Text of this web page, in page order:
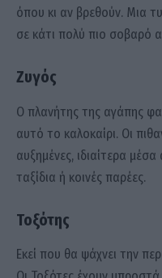
όπου κι αν βρεθούν. Μια
σε κάτι πολύ πιο σοβαρό
Ζυγός
Ο πλανήτης της αγάπης
αυτό το καλοκαίρι. Οι
αυξημένες, ιδιαίτερα
ταξίδια ή κοινές παρέες.
Τοξότης
Εκεί που θα ψάχνει την